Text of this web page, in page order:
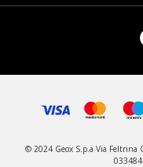
© 2024 Geox S.p.a Via Feltrina